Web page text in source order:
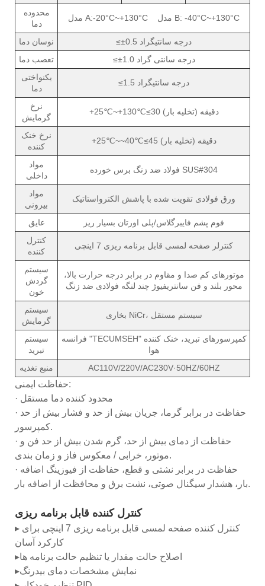
محدوده
دما
مدل A:-20°C~+130°C مدل B: -40°C~+130°C
نوسان دما
≤±0.5 درجه سانتیگراد
تعصب دما
≤±1.0 درجه سانتی گراد
یکنواختی
دما
≤1.5 درجه سانتیگراد
نرخ
گرمایش
+25℃~+130℃≤30 دقیقه (تخلیه بار)
نرخ خنک
کننده
+25℃~~40℃≤45 دقیقه (تخلیه بار)
مواد
داخلی
فولاد ضد زنگ برس خورده SUS#304
مواد
بیرونی
ورق فولادی تقویت شده با پاشش الکترواستاتیک
عایق
فوم پشم فایبرگلاس/پلی اورتان بسیار ریز
کنترل
کننده
کنترلر صفحه لمسی قابل برنامه ریزی 7 اینچی
سیستم
گردش
خون
موتورهای کم صدا و مقاوم در برابر درجه حرارت بالا،
محور بلند و فن سانتریفیوژ چند لنگه فولادی ضد زنگ
سیستم
گرمایش
بخاری NiCr، سیستم مستقل
سیستم
تبرید
فرانسه "TECUMSEH" کمپرسورهای تبرید، خنک کننده
هوا
منبع تغذیه
AC110V/220V/AC230V·50HZ/60HZ
حفاظت ایمنی:
· محدود کننده دما مستقل
· حفاظت در برابر گرما، جریان بیش از حد و فشار بیش از حد
کمپرسور.
· حفاظت از دمای بیش از حد، گرم شدن بیش از حد فن و
موتور، خرابی / معکوس فاز و زمان بندی.
· حفاظت در برابر نشتی و قطع، حفاظت از فیوزینگ اضافه
بار، هشدار سیگنال صوتی، نشت برق و محافظت از اضافه بار.
کنترل کننده قابل برنامه ریزی
▸ کنترل کننده صفحه لمسی قابل برنامه ریزی 7 اینچی برای
کارکرد آسان
▸نمایش مشخصات دمای بیدرنگ